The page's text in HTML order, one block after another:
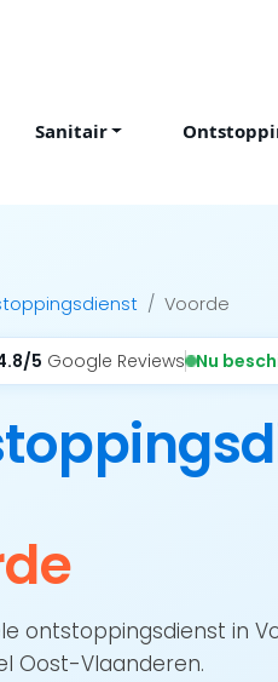
Sanitair
Voorde
5 Google Reviews Nu
ontstoppingsdienst in
Oost-Vlaanderen.